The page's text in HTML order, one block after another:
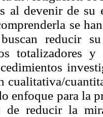
al devenir de
se
reducir
totalizadores
cualitativa/
enfoque para la
de reducir la